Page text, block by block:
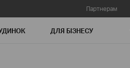
Партнерам
ДЛЯ БIЗНЕСУ